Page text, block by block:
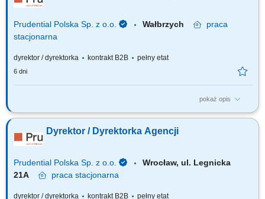
Prudential Polska Sp. z o.o. Wałbrzych
praca
stacjonarna
dyrektor / dyrektorka kontrakt B2B pełny etat
6 dni
pokaż opis
Za co będziesz odpowiadać: własny biznes przychodowy i zarządzanie
Planowania Finansowego oraz Menedżerów, budowanie portfela
Klientów poprzez aktywną sprzedaż własną, zapewnienie wsparcia
Dyrektor / Dyrektorka Agencji
Prudential Polska Sp. z o.o.
Wrocław, ul. Legnicka
21A
praca stacjonarna
dyrektor / dyrektorka kontrakt B2B pełny etat